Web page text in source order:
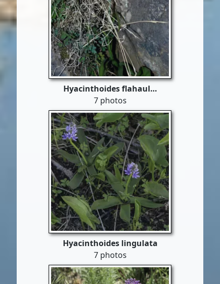
Hyacinthoides flahaul…
7 photos
Hyacinthoides lingulata
7 photos